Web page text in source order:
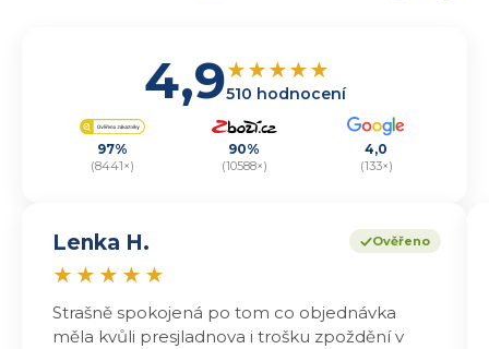
4,9★★★★★
510 hodnocení
97%
(8441×)
90%
(10588×)
4,0
(133×)
Ověřeno
Lenka H.
★ ★ ★ ★ ★
Strašně spokojená po tom co objednávka
měla kvůli presjladnova i trošku zpoždění v